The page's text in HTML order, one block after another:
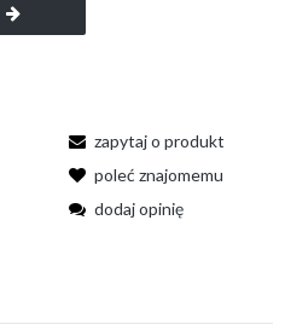
zapytaj o produkt
poleć znajomemu
dodaj opinię